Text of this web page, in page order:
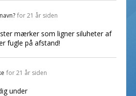
for 21 år siden
mærker som ligner siluheter af
fugle på afstand!
for 21 år siden
under